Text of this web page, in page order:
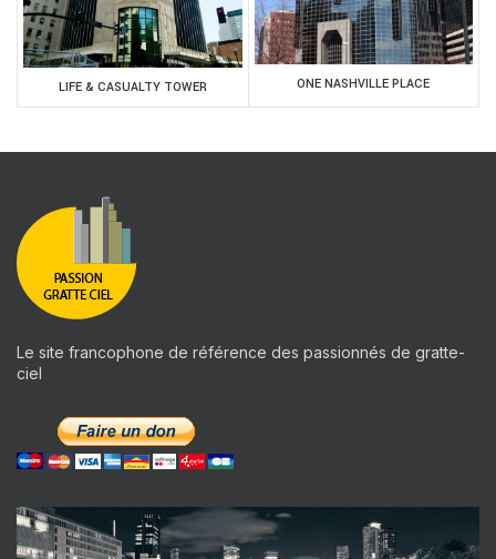
LIFE & CASUALTY TOWER ONE NASHVILLE PLACE
Le site francophone de référence des passionnés de gratte-
ciel